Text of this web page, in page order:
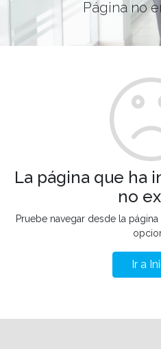
Página no
La página que ha
no
Pruebe navegar desde la
Ir a